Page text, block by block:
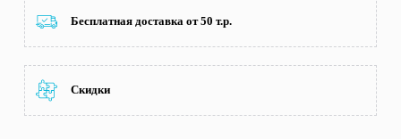
Бесплатная доставка от 50 т.р.
Скидки